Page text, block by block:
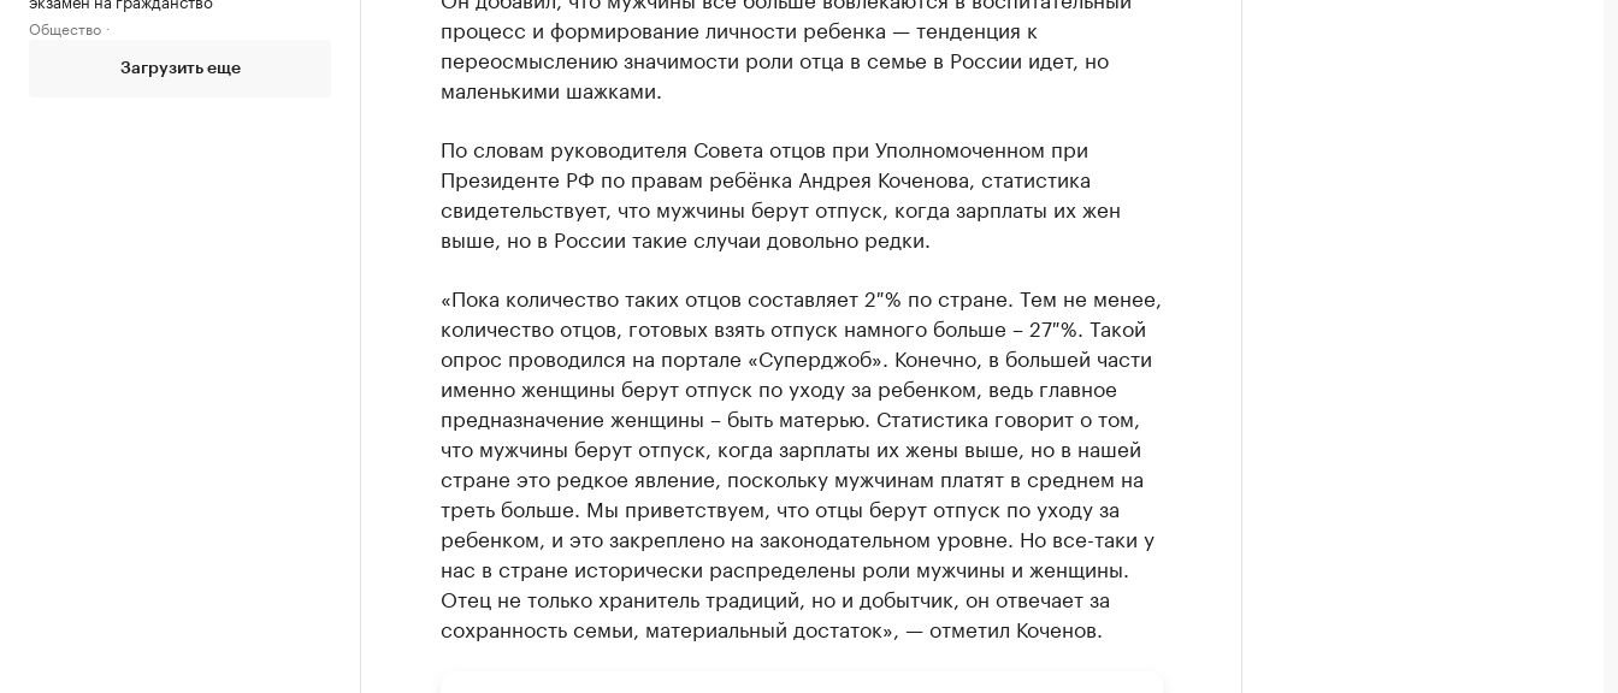
Общество
Загрузить еще
процесс и формирование личности ребенка — тенденция к
переосмыслению значимости роли отца в семье в России идет, но
маленькими шажками.
По словам руководителя Совета отцов при Уполномоченном при
Президенте РФ по правам ребёнка Андрея Коченова, статистика
свидетельствует, что мужчины берут отпуск, когда зарплаты их жен
выше, но в России такие случаи довольно редки.
«Пока количество таких отцов составляет 2 % по стране. Тем не менее,
количество отцов, готовых взять отпуск намного больше – 27 %. Такой
опрос проводился на портале «Суперджоб». Конечно, в большей части
именно женщины берут отпуск по уходу за ребенком, ведь главное
предназначение женщины – быть матерью. Статистика говорит о том,
что мужчины берут отпуск, когда зарплаты их жены выше, но в нашей
стране это редкое явление, поскольку мужчинам платят в среднем на
треть больше. Мы приветствуем, что отцы берут отпуск по уходу за
ребенком, и это закреплено на законодательном уровне. Но все-таки у
нас в стране исторически распределены роли мужчины и женщины.
Отец не только хранитель традиций, но и добытчик, он отвечает за
сохранность семьи, материальный достаток», — отметил Коченов.